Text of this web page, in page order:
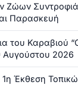
Ζώων
Παρασκευή
του Καραβιού
Αυγούστου 2026
Έκθεση